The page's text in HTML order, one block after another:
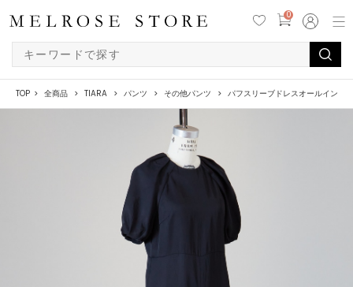
0
TOP 全商品 TIARA パンツ その他パンツ パフスリーブドレスオールインワン